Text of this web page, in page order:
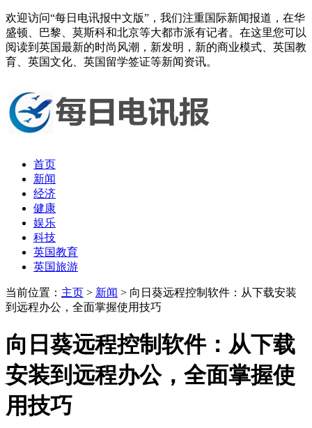
欢迎访问“每日电讯报中文版”，我们注重国际新闻报道，在华
盛顿、巴黎、莫斯科和北京等大都市派有记者。在这里您可以
阅读到英国最新的时尚风潮，新发明，新的商业模式、英国教
育、英国文化、英国留学签证等新闻资讯。
首页
新闻
经济
健康
娱乐
科技
英国教育
英国旅游
当前位置： 主页 > 新闻 > 向日葵远程控制软件：从下载安装
到远程办公，全面掌握使用技巧
向日葵远程控制软件：从下载
安装到远程办公，全面掌握使
用技巧